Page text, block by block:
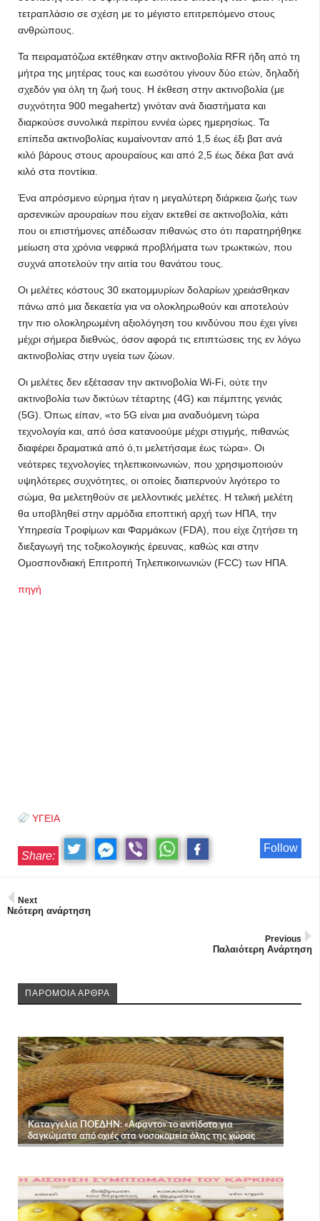
τετραπλάσιο σε σχέση με το μέγιστο επιτρεπόμενο στους
ανθρώπους.
Τα πειραματόζωα εκτέθηκαν στην ακτινοβολία RFR ήδη από τη
μήτρα της μητέρας τους και εωσότου γίνουν δύο ετών, δηλαδή
σχεδόν για όλη τη ζωή τους. Η έκθεση στην ακτινοβολία (με
συχνότητα 900 megahertz) γινόταν ανά διαστήματα και
διαρκούσε συνολικά περίπου εννέα ώρες ημερησίως. Τα
επίπεδα ακτινοβολίας κυμαίνονταν από 1,5 έως έξι βατ ανά
κιλό βάρους στους αρουραίους και από 2,5 έως δέκα βατ ανά
κιλό στα ποντίκια.
Ένα απρόσμενο εύρημα ήταν η μεγαλύτερη διάρκεια ζωής των
αρσενικών αρουραίων που είχαν εκτεθεί σε ακτινοβολία, κάτι
που οι επιστήμονες απέδωσαν πιθανώς στο ότι παρατηρήθηκε
μείωση στα χρόνια νεφρικά προβλήματα των τρωκτικών, που
συχνά αποτελούν την αιτία του θανάτου τους.
Οι μελέτες κόστους 30 εκατομμυρίων δολαρίων χρειάσθηκαν
πάνω από μια δεκαετία για να ολοκληρωθούν και αποτελούν
την πιο ολοκληρωμένη αξιολόγηση του κινδύνου που έχει γίνει
μέχρι σήμερα διεθνώς, όσον αφορά τις επιπτώσεις της εν λόγω
ακτινοβολίας στην υγεία των ζώων.
Οι μελέτες δεν εξέτασαν την ακτινοβολία Wi-Fi, ούτε την
ακτινοβολία των δικτύων τέταρτης (4G) και πέμπτης γενιάς
(5G). Όπως είπαν, «το 5G είναι μια αναδυόμενη τώρα
τεχνολογία και, από όσα κατανοούμε μέχρι στιγμής, πιθανώς
διαφέρει δραματικά από ό,τι μελετήσαμε έως τώρα». Οι
νεότερες τεχνολογίες τηλεπικοινωνιών, που χρησιμοποιούν
υψηλότερες συχνότητες, οι οποίες διαπερνούν λιγότερο το
σώμα, θα μελετηθούν σε μελλοντικές μελέτες. Η τελική μελέτη
θα υποβληθεί στην αρμόδια εποπτική αρχή των ΗΠΑ, την
Υπηρεσία Τροφίμων και Φαρμάκων (FDA), που είχε ζητήσει τη
διεξαγωγή της τοξικολογικής έρευνας, καθώς και στην
Ομοσπονδιακή Επιτροπή Τηλεπικοινωνιών (FCC) των ΗΠΑ.
πηγή
ΥΓΕΙΑ
Follow
Share:
Next
Νεότερη ανάρτηση
Previous
Παλαιότερη Ανάρτηση
ΠΑΡΟΜΟΙΑ ΑΡΘΡΑ